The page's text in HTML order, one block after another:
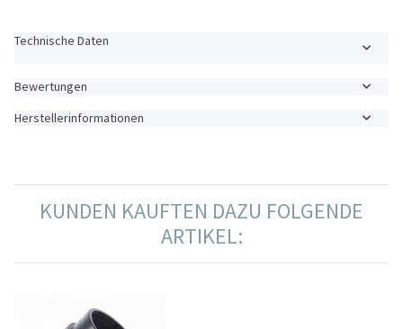
Technische Daten
Bewertungen
Herstellerinformationen
KUNDEN KAUFTEN DAZU FOLGENDE
ARTIKEL: